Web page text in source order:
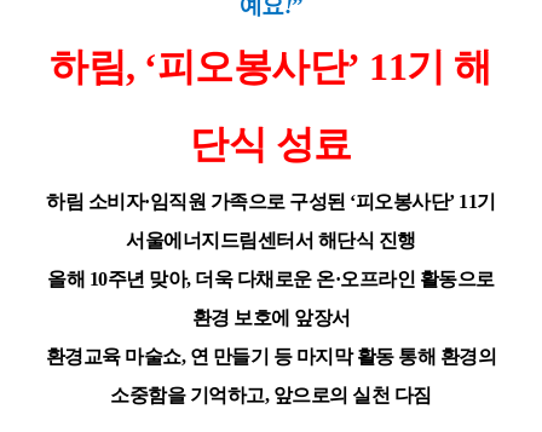
예요!”
하림, ‘피오봉사단’ 11기 해
단식 성료
하림 소비자·임직원 가족으로 구성된 ‘피오봉사단’ 11기
서울에너지드림센터서 해단식 진행
올해 10주년 맞아, 더욱 다채로운 온·오프라인 활동으로
환경 보호에 앞장서
환경교육 마술쇼, 연 만들기 등 마지막 활동 통해 환경의
소중함을 기억하고, 앞으로의 실천 다짐